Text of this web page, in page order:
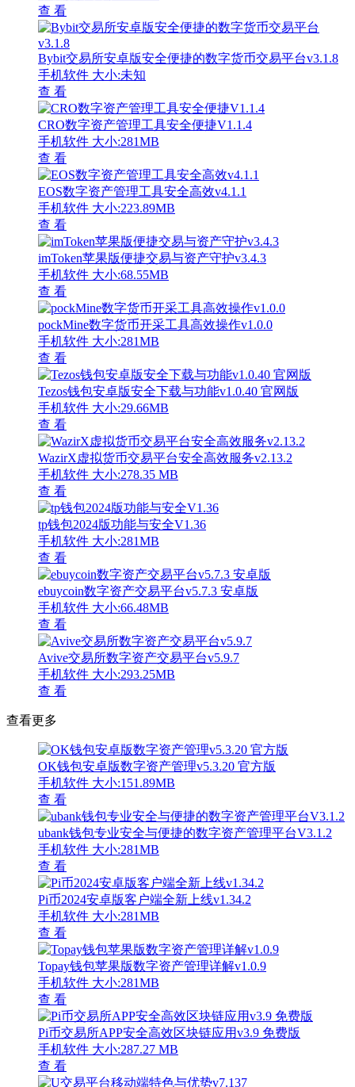
查 看
Bybit交易所安卓版安全便捷的数字货币交易平台v3.1.8
手机软件 大小:未知
查 看
CRO数字资产管理工具安全便捷V1.1.4
手机软件 大小:281MB
查 看
EOS数字资产管理工具安全高效v4.1.1
手机软件 大小:223.89MB
查 看
imToken苹果版便捷交易与资产守护v3.4.3
手机软件 大小:68.55MB
查 看
pockMine数字货币开采工具高效操作v1.0.0
手机软件 大小:281MB
查 看
Tezos钱包安卓版安全下载与功能v1.0.40 官网版
手机软件 大小:29.66MB
查 看
WazirX虚拟货币交易平台安全高效服务v2.13.2
手机软件 大小:278.35 MB
查 看
tp钱包2024版功能与安全V1.36
手机软件 大小:281MB
查 看
ebuycoin数字资产交易平台v5.7.3 安卓版
手机软件 大小:66.48MB
查 看
Avive交易所数字资产交易平台v5.9.7
手机软件 大小:293.25MB
查 看
查看更多
OK钱包安卓版数字资产管理v5.3.20 官方版
手机软件 大小:151.89MB
查 看
ubank钱包专业安全与便捷的数字资产管理平台V3.1.2
手机软件 大小:281MB
查 看
Pi币2024安卓版客户端全新上线v1.34.2
手机软件 大小:281MB
查 看
Topay钱包苹果版数字资产管理详解v1.0.9
手机软件 大小:281MB
查 看
Pi币交易所APP安全高效区块链应用v3.9 免费版
手机软件 大小:287.27 MB
查 看